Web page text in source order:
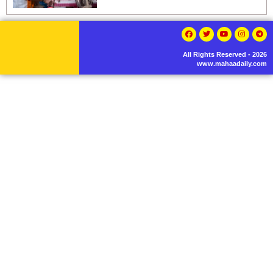
All Rights Reserved - 2026
www.mahaadaily.com